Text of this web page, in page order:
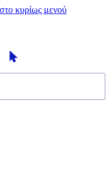
κυρίως μενού